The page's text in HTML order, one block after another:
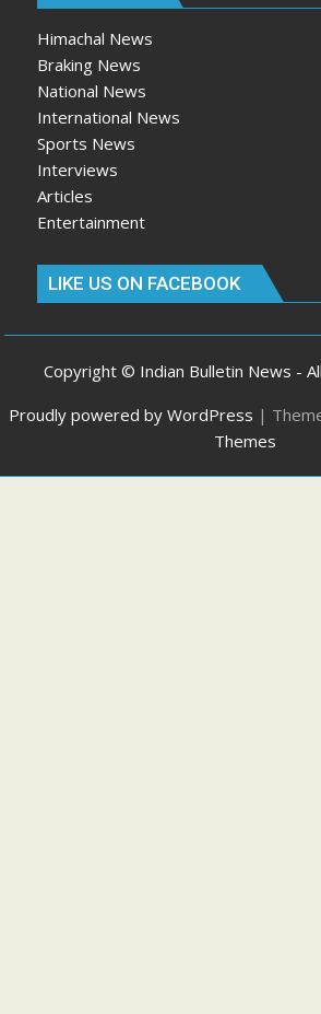
Himachal News
Braking News
National News
International News
Sports News
Interviews
Articles
Entertainment
LIKE US ON FACEBOOK
Copyright © Indian Bulletin News -
Proudly powered by WordPress |
Themes